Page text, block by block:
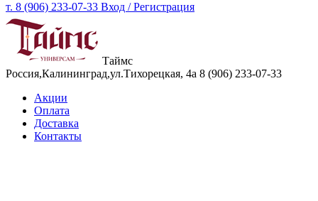
т. 8 (906) 233-07-33 Вход / Регистрация
Таймс
Россия,Калининград,ул.Тихорецкая, 4а 8 (906) 233-07-33
Акции
Оплата
Доставка
Контакты